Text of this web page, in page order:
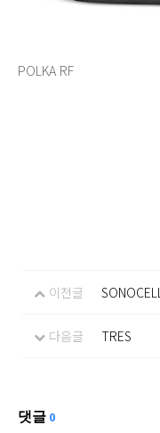
POLKA RF
이전글 SONOCELL
다음글 TRES
댓글 0